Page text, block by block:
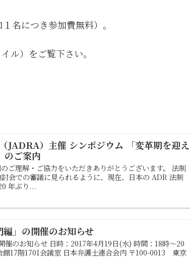
名につき参加費無料）。
ル）をご覧下さい。
JADRA）主催 シンポジウム 「変革期を迎え
のご案内
ご理解・ご協力をいただきありがとうございます。 法制
会での審議に見られるように、現在、日本の ADR 法制
年ぶり...
」の開催のお知らせ
のお知らせ 日時：2017年4月19日(水) 時間：18時～20
館17階1701会議室 日本弁護士連合会内 〒100-0013 東京